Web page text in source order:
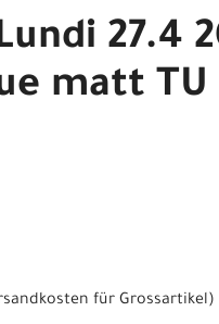
27.4
matt TU
für Grossartikel)